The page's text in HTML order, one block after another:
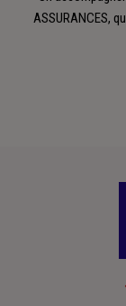
ASSURANCES,